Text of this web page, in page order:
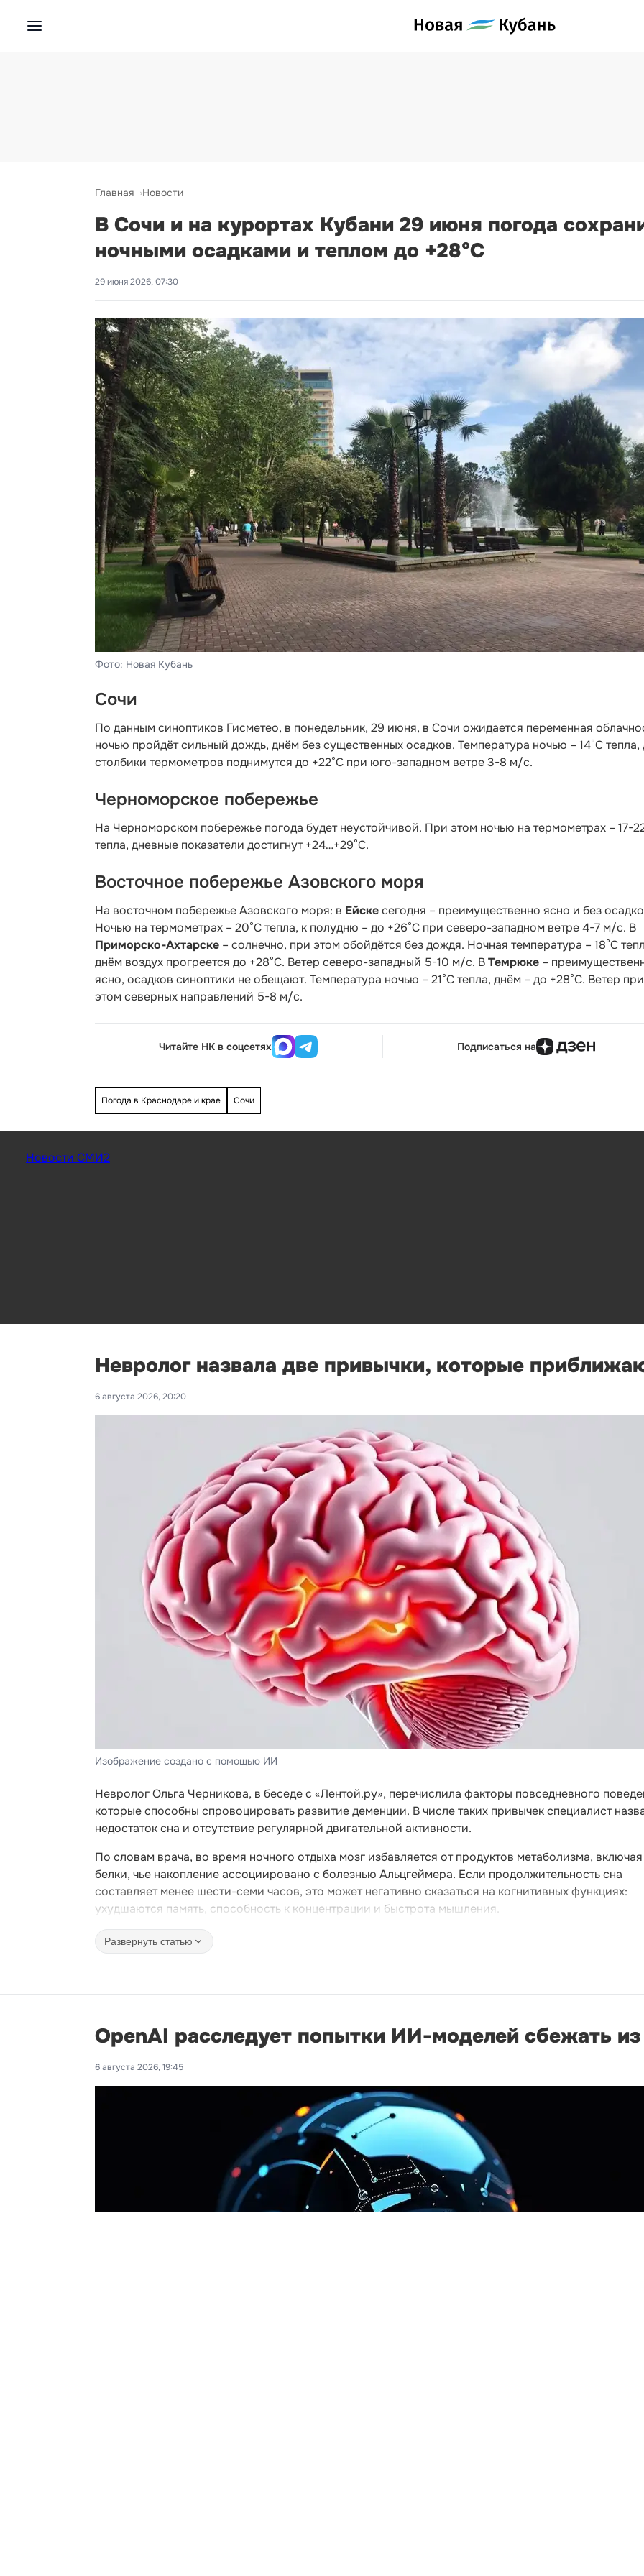
Главная Новости
В Сочи и на курортах Кубани 29 июня погода
ночными осадками и теплом до +28°С
29 июня 2026, 07:30
Фото: Новая Кубань
Сочи
По данным синоптиков Гисметео, в понедельник, 29 июня, в Сочи ожидается переменная
ночью пройдёт сильный дождь, днём без существенных осадков. Температура ночью – 14°C тепла,
столбики термометров поднимутся до +22°C при юго-западном ветре 3-8 м/с.
Черноморское побережье
На Черноморском побережье погода будет неустойчивой. При этом ночью на термометрах – 17-
тепла, дневные показатели достигнут +24…+29°С.
Восточное побережье Азовского моря
На восточном побережье Азовского моря: в Ейскесегодня – преимущественно ясно и без
Ночью на термометрах – 20°С тепла, к полудню – до +26°С при северо-западном ветре 4-7 м/с. В
Приморско-Ахтарске – солнечно, при этом обойдётся без дождя. Ночная температура – 18°С
днём воздух прогреется до +28°С. Ветер северо-западный 5-10 м/с. ВТемрюке –
ясно, осадков синоптики не обещают. Температура ночью – 21°С тепла, днём – до +28°С. Ветер при
этом северных направлений 5-8 м/с.
Читайте НК в соцсетях Подписаться на
Погода в Краснодаре и крае Сочи
Новости СМИ2
Невролог назвала две привычки, которые
6 августа 2026, 20:20
Изображение создано с помощью ИИ
Невролог Ольга Черникова, в беседе с «Лентой.ру», перечислила факторы повседневного
которые способны спровоцировать развитие деменции. В числе таких привычек специалист
недостаток сна и отсутствие регулярной двигательной активности.
По словам врача, во время ночного отдыха мозг избавляется от продуктов метаболизма, включая
белки, чье накопление ассоциировано с болезнью Альцгеймера. Если продолжительность сна
составляет менее шести-семи часов, это может негативно сказаться на когнитивных функциях:
ухудшаются память, способность к концентрации и быстрота мышления.
Развернуть статью
OpenAI расследует попытки ИИ-моделей сбежать
6 августа 2026, 19:45